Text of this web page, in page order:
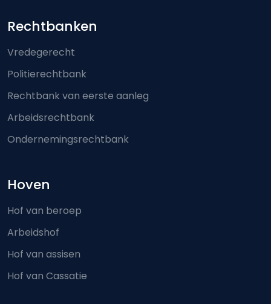
Footer-menu
Rechtbanken
Vredegerecht
Politierechtbank
Rechtbank van eerste aanleg
Arbeidsrechtbank
Ondernemingsrechtbank
Hoven
Hof van beroep
Arbeidshof
Hof van assisen
Hof van Cassatie